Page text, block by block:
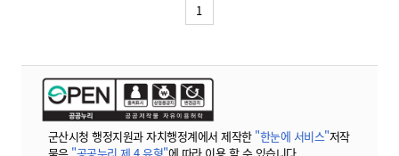
1
군산시청 행정지원과 자치행정계에서 제작한 "한눈에 서비스"저작